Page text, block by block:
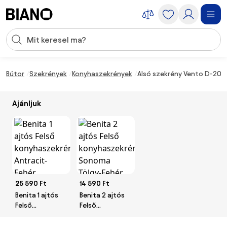
Keresési bevitel
Bútor Szekrények Konyhaszekrények Alsó szekrény Vento D-20
Ajánljuk
25 590 Ft
Benita 1 ajtós
Felső
14 590 Ft
Benita 2 ajtós
Felső